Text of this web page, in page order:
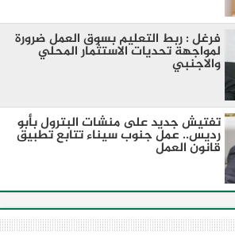
فرغل : ربط التعليم بسوق العمل ضرورة
لمواجهة تحديات الاستثمار المحلي
والاجنبي
تفتيش جديد على منشات البترول بأبو
رديس.. عمل جنوب سيناء تتابع تطبيق
قانون العمل